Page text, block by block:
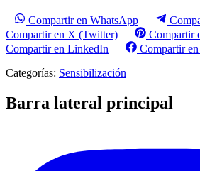
Compartir en WhatsApp
Compartir en X (Twitter)
Compartir
Compartir en LinkedIn
Compartir
Categorías: Sensibilización
Barra lateral principal